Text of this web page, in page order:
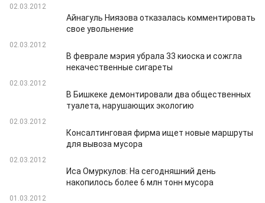
02.03.2012
Айнагуль Ниязова отказалась комментировать
свое увольнение
02.03.2012
В феврале мэрия убрала 33 киоска и сожгла
некачественные сигареты
02.03.2012
В Бишкеке демонтировали два общественных
туалета, нарушающих экологию
02.03.2012
Консалтинговая фирма ищет новые маршруты
для вывоза мусора
02.03.2012
Иса Омуркулов: На сегодняшний день
накопилось более 6 млн тонн мусора
01.03.2012